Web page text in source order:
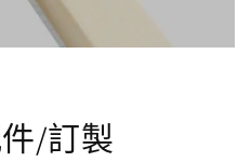
/訂製